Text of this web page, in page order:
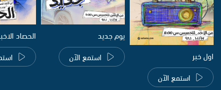
اول خبر
استمع الآن
يوم جديد
استمع الآن
الحصاد